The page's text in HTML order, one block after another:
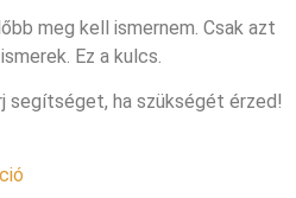
meg kell ismernem. Csak azt
Ez a kulcs.
segítséget, ha szükségét érzed!